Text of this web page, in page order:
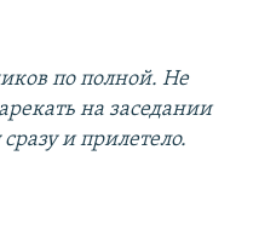
по полной. Не
на заседании
и прилетело.